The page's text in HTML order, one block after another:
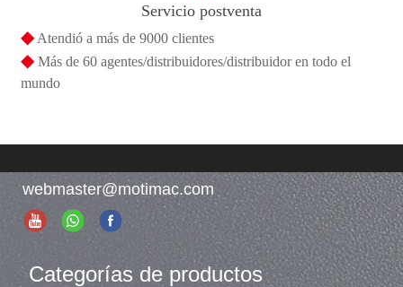
Servicio postventa
◆Atendió a más de 9000 clientes
◆Más de 60 agentes/distribuidores/distribuidor en todo el
mundo
webmaster@motimac.com
Categorías de productos